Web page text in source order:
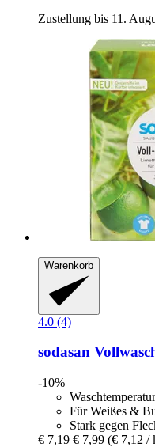
Zustellung bis 11.
Warenkorb
4.0 (4)
sodasan
-10%
Für Weißes &
Stark gegen
€ 7,19 € 7,99 (€ 7,12 /